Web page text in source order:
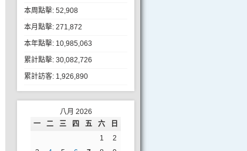
本周點擊: 52,908
本月點擊: 271,872
本年點擊: 10,985,063
累計點擊: 30,082,726
累計訪客: 1,926,890
八月 2026
一
二 三 四 五 六 日
1
2